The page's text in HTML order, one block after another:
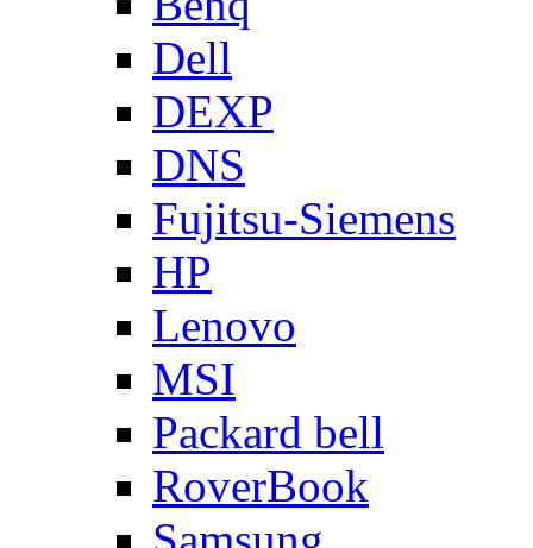
Dell
DEXP
DNS
Fujitsu-Siemens
HP
Lenovo
MSI
Packard bell
RoverBook